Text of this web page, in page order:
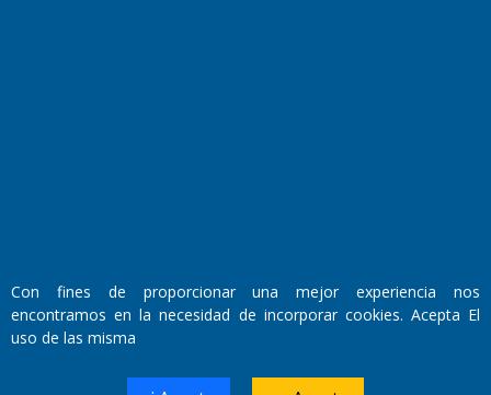
Santa Rosa, La Pampa.
Con fines de proporcionar una mejor experiencia nos
encontramos en la necesidad de incorporar cookies. Acepta El
uso de las misma